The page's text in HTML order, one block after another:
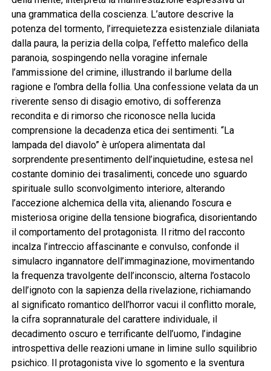
una grammatica della coscienza. L’autore descrive la
potenza del tormento, l’irrequietezza esistenziale dilaniata
dalla paura, la perizia della colpa, l’effetto malefico della
paranoia, sospingendo nella voragine infernale
l’ammissione del crimine, illustrando il barlume della
ragione e l’ombra della follia. Una confessione velata da un
riverente senso di disagio emotivo, di sofferenza
recondita e di rimorso che riconosce nella lucida
comprensione la decadenza etica dei sentimenti. “La
lampada del diavolo” è un’opera alimentata dal
sorprendente presentimento dell’inquietudine, estesa nel
costante dominio dei trasalimenti, concede uno sguardo
spirituale sullo sconvolgimento interiore, alterando
l’accezione alchemica della vita, alienando l’oscura e
misteriosa origine della tensione biografica, disorientando
il comportamento del protagonista. Il ritmo del racconto
incalza l’intreccio affascinante e convulso, confonde il
simulacro ingannatore dell’immaginazione, movimentando
la frequenza travolgente dell’inconscio, alterna l’ostacolo
dell’ignoto con la sapienza della rivelazione, richiamando
al significato romantico dell’horror vacui il conflitto morale,
la cifra soprannaturale del carattere individuale, il
decadimento oscuro e terrificante dell’uomo, l’indagine
introspettiva delle reazioni umane in limine sullo squilibrio
psichico. Il protagonista vive lo sgomento e la sventura